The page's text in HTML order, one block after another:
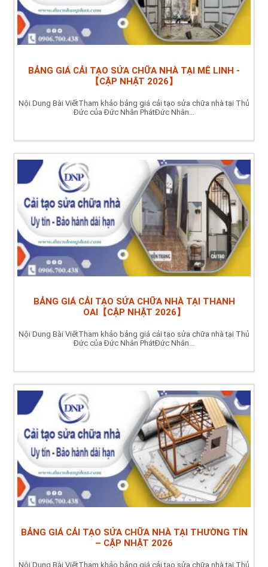
BẢNG GIÁ CẢI TẠO SỬA CHỮA NHÀ TẠI MÊ LINH -
【CẬP NHẬT 2026】
Nội Dung Bài ViếtTham khảo bảng giá cải tạo sửa chữa nhà tại Thủ
Đức của Đức Nhân PhátĐức Nhân...
BẢNG GIÁ CẢI TẠO SỬA CHỮA NHÀ TẠI THANH
OAI【CẬP NHẬT 2026】
Nội Dung Bài ViếtTham khảo bảng giá cải tạo sửa chữa nhà tại Thủ
Đức của Đức Nhân PhátĐức Nhân...
BẢNG GIÁ CẢI TẠO SỬA CHỮA NHÀ TẠI THƯỜNG TÍN
– CẬP NHẬT 2026
Nội Dung Bài ViếtTham khảo bảng giá cải tạo sửa chữa nhà tại Thủ